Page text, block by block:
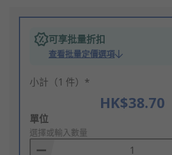
可享批量折扣
查看批量定價選項
小計（1 件）*
HK$38.70
Add
to
Basket
單位
選擇或輸入數量